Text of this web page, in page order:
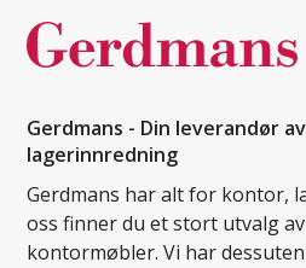
Gerdmans - Din leverandør
lagerinnredning
Gerdmans har alt for kontor,
oss finner du et stort utvalg
kontormøbler. Vi har